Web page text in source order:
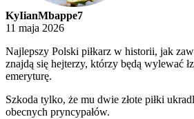
KyIianMbappe7
11 maja 2026
Najlepszy Polski piłkarz w historii, jak
znajdą się hejterzy, którzy będą wylewać
emeryturę.
Szkoda tylko, że mu dwie złote piłki
obecnych pryncypałów.